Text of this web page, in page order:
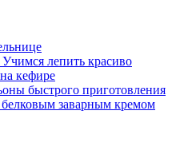
лепить красиво
кефире
быстрого приготовления
заварным кремом